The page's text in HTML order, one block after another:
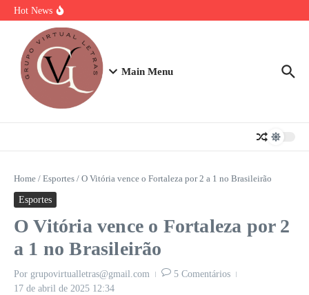
Ir para o conteúdo
Hot News
Strogonoff de frango light: A Receita Definitiva para Ganhar Massa
com Prazer
Plano de 7 Dias de Treino, Energia e Nutrição
Main Menu
Home / Esportes / O Vitória vence o Fortaleza por 2 a 1 no Brasileirão
Esportes
O Vitória vence o Fortaleza por 2
a 1 no Brasileirão
Por grupovirtualletras@gmail.com
5 Comentários
17 de abril de 2025 12:34